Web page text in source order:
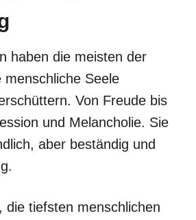
haben die meisten der
menschliche Seele
Von Freude bis
und Melancholie. Sie
aber beständig und
die tiefsten menschlichen